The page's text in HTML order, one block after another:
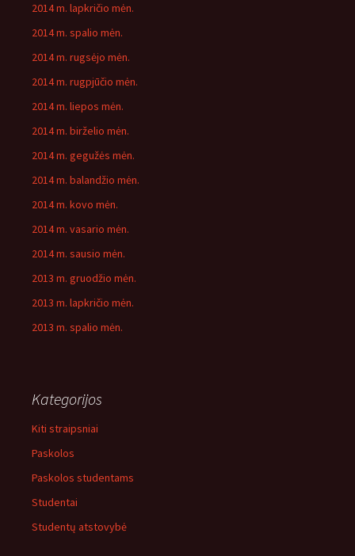
2014 m. lapkričio mėn.
2014 m. spalio mėn.
2014 m. rugsėjo mėn.
2014 m. rugpjūčio mėn.
2014 m. liepos mėn.
2014 m. birželio mėn.
2014 m. gegužės mėn.
2014 m. balandžio mėn.
2014 m. kovo mėn.
2014 m. vasario mėn.
2014 m. sausio mėn.
2013 m. gruodžio mėn.
2013 m. lapkričio mėn.
2013 m. spalio mėn.
Kategorijos
Kiti straipsniai
Paskolos
Paskolos studentams
Studentai
Studentų atstovybė